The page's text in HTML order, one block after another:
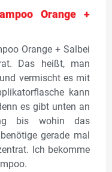
Orange +
Orange + Salbei
Das heißt, man
vermischt es mit
kann
es gibt unten an
bis wohin das
gerade mal
Ich bekomme